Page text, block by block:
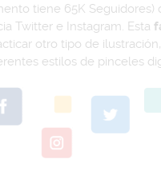
tiene 65K Seguidores)
Twitter e Instagram. Esta
otro tipo de
estilos de pinceles